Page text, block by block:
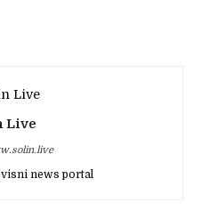
Live
news portal